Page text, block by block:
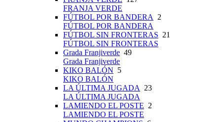
FRANJA VERDE
FÚTBOL POR BANDERA 2
FÚTBOL POR BANDERA
FÚTBOL SIN FRONTERAS 21
FÚTBOL SIN FRONTERAS
Grada Franjiverde 49
Grada Franjiverde
KIKO BALÓN 5
KIKO BALÓN
LA ÚLTIMA JUGADA 23
LA ÚLTIMA JUGADA
LAMIENDO EL POSTE 2
LAMIENDO EL POSTE